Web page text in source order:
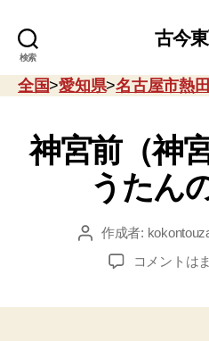
検索
古今
全国>愛知県>名古屋市熱
神宮前（神
うたん
投 作成者:
神
コメントは